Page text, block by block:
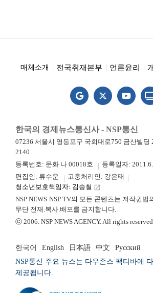
매체소개 전국취재본부 언론윤리
한국의 경제뉴스통신사 - NSP통신
07236 서울시 영등포구 국회대로750 금산빌딩
2140
등록번호: 문화 나 00018호
등록일자:
편집인: 류수운
고충처리인: 강은태
청소년보호책임자: 김승철 launch
NSP NEWS·NSP TV의 모든 콘텐츠는 저작권법
무단 전재.복사.배포를 금지합니다.
ⓒ 2006. NSP NEWS AGENCY. All rights
한국어 English 日本語 中文
Русский
NSP통신 주요 뉴스는 다우존스 팩티바에
제공됩니다.